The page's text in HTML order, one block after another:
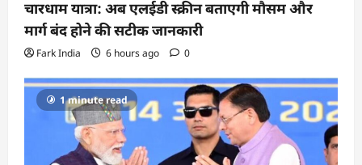
चारधाम यात्रा: अब एलईडी स्क्रीन बताएगी मौसम और
मार्ग बंद होने की सटीक जानकारी
Fark India 6 hours ago 0
1 minute read